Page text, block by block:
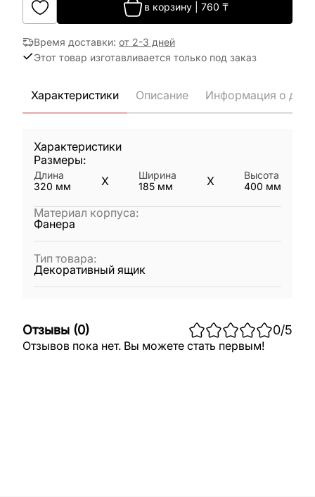
в корзину| 760 ₸
Время доставки: от 2-3 дней
Этот товар изготавливается только под заказ
Характеристики Описание Информация о
Характеристики
Размеры:
Длина
320 мм X
Ширина
185 мм X
Высота
400 мм
Материал корпуса:
Фанера
Тип товара:
Декоративный ящик
Отзывы (0) 0/5
Отзывов пока нет. Вы можете стать первым!